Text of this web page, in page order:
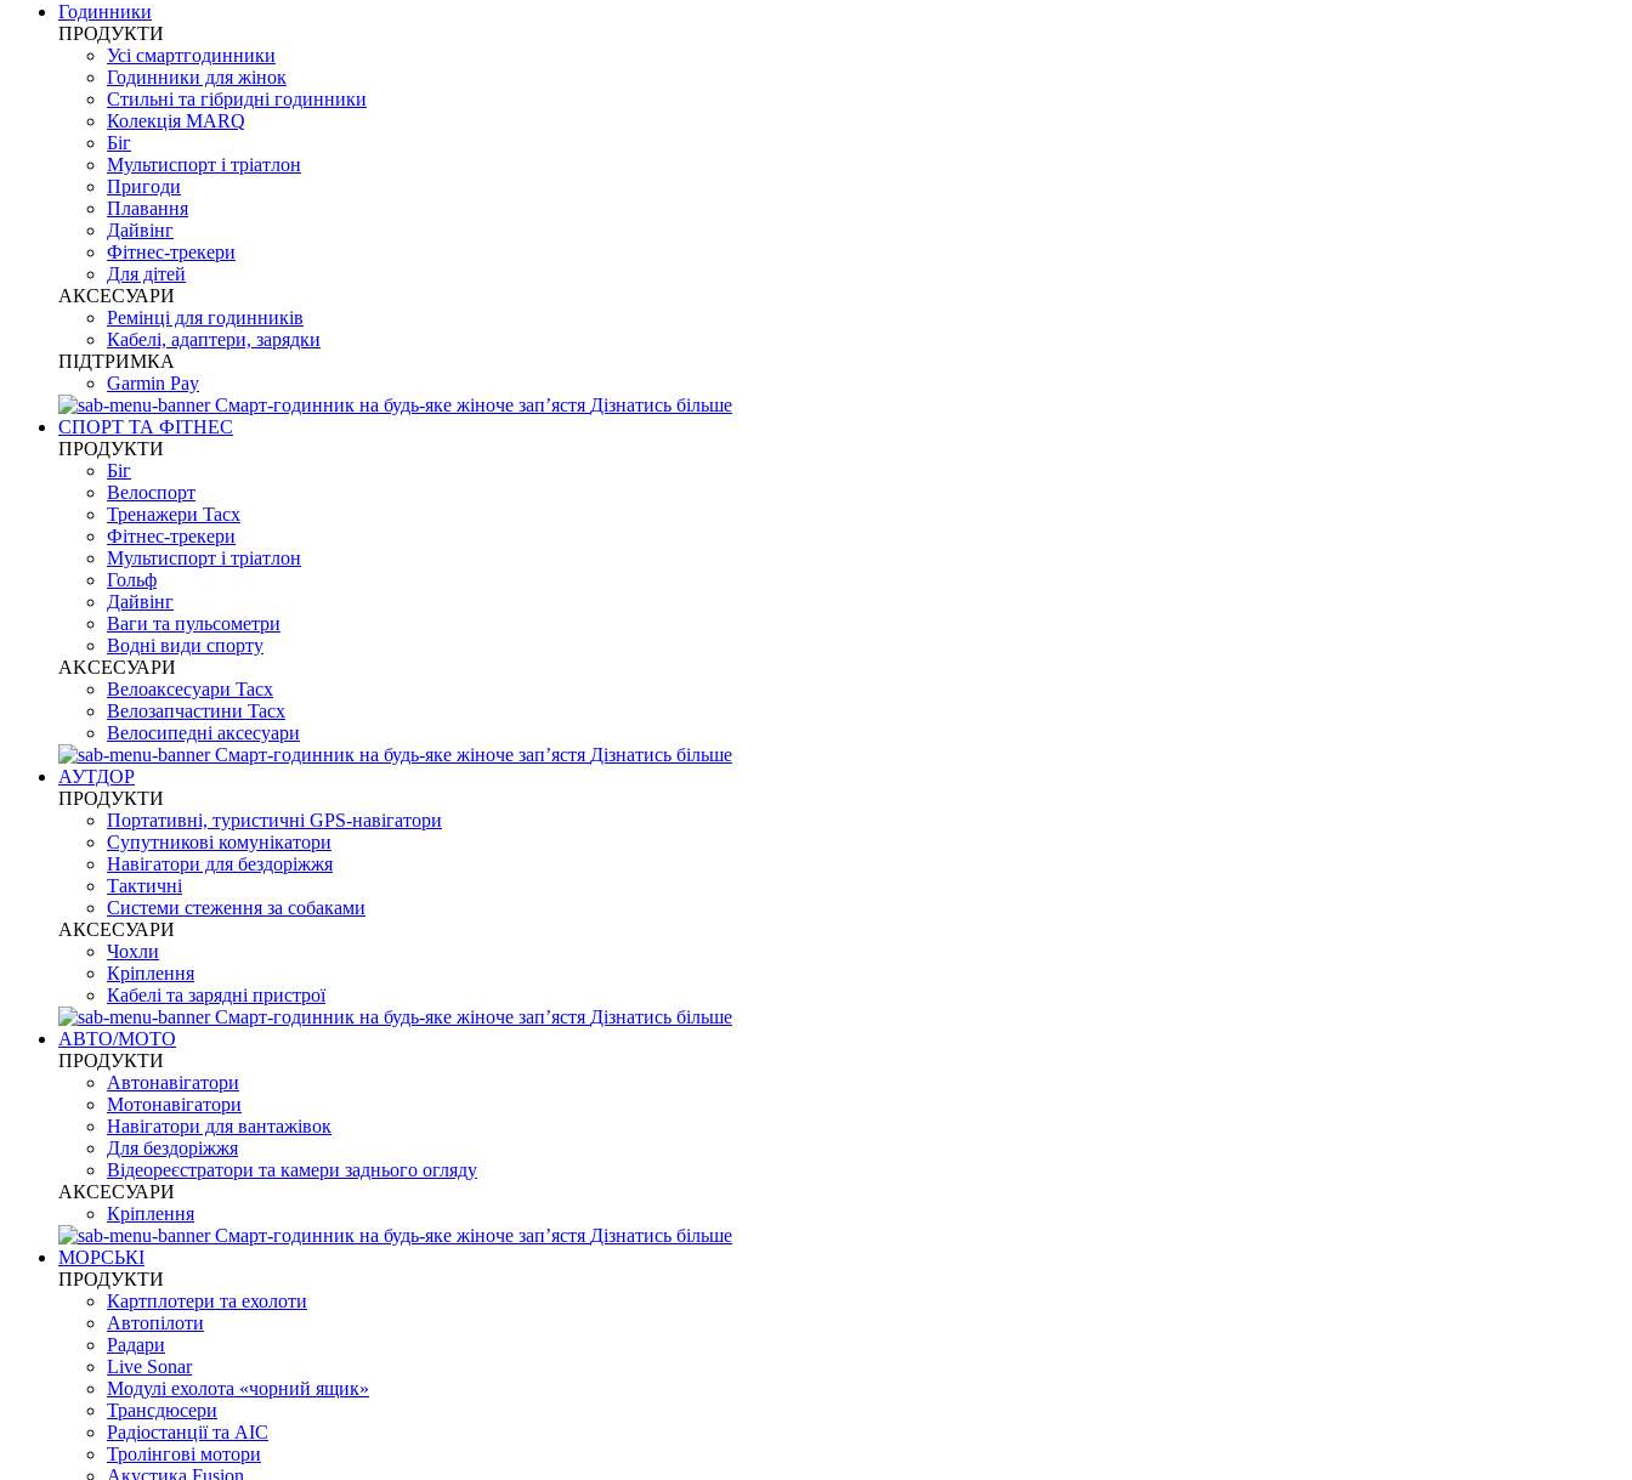
Годинники
ПРОДУКТИ
Усі смартгодинники
Годинники для жінок
Стильні та гібридні годинники
Колекція MARQ
Біг
Мультиспорт і тріатлон
Пригоди
Плавання
Дайвінг
Фітнес-трекери
Для дітей
АКСЕСУАРИ
Ремінці для годинників
Кабелі, адаптери, зарядки
ПІДТРИМКА
Garmin Pay
Смарт-годинник на будь-яке жіноче запʼястя Дізнатись більше
СПОРТ ТА ФІТНЕС
ПРОДУКТИ
Біг
Велоспорт
Тренажери Tacx
Фітнес-трекери
Мультиспорт і тріатлон
Гольф
Дайвінг
Ваги та пульсометри
Водні види спорту
AKCЕСУАРИ
Велоаксесуари Tacx
Велозапчастини Tacx
Велосипедні аксесуари
Смарт-годинник на будь-яке жіноче запʼястя Дізнатись більше
АУТДОР
ПРОДУКТИ
Портативні, туристичні GPS-навігатори
Супутникові комунікатори
Навігатори для бездоріжжя
Тактичні
Системи стеження за собаками
АКСЕСУАРИ
Чохли
Кріплення
Кабелі та зарядні пристрої
Смарт-годинник на будь-яке жіноче запʼястя Дізнатись більше
АВТО/МОТО
ПРОДУКТИ
Автонавігатори
Мотонавігатори
Навігатори для вантажівок
Для бездоріжжя
Відеореєстратори та камери заднього огляду
АКСЕСУАРИ
Кріплення
Смарт-годинник на будь-яке жіноче запʼястя Дізнатись більше
МОРСЬКІ
ПРОДУКТИ
Картплотери та ехолоти
Автопілоти
Радари
Live Sonar
Модулі ехолота «чорний ящик»
Трансдюсери
Радіостанції та АІС
Тролінгові мотори